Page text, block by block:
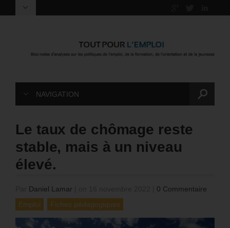
NAVIGATION
Le taux de chômage reste
stable, mais à un niveau
élevé.
Daniel Lamar
0 Commentaire
Emploi
Fiches pédagogiques